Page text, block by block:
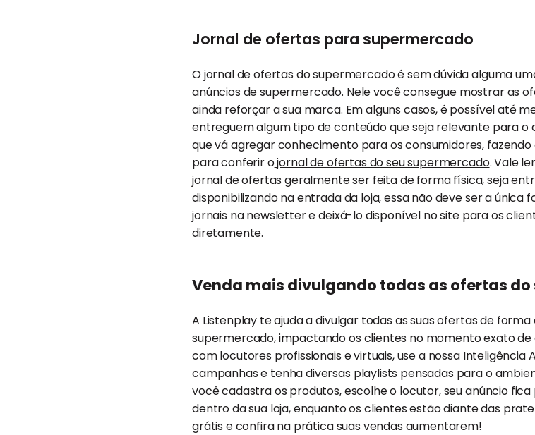
Jornal de ofertas para supermercado
O jornal de ofertas do supermercado é sem dúvida alguma
anúncios de supermercado. Nele você consegue mostrar as
ainda reforçar a sua marca. Em alguns casos, é possível até
entreguem algum tipo de conteúdo que seja relevante para o
que vá agregar conhecimento para os consumidores,
para conferir ojornal de ofertas do seu supermercado. Vale
jornal de ofertas geralmente ser feita de forma física, seja
disponibilizando na entrada da loja, essa não deve ser a única
jornais na newsletter e deixá-lo disponível no site para os
diretamente.
Venda mais divulgando todas as ofertas
A Listenplay te ajuda a divulgar todas as suas ofertas de
supermercado, impactando os clientes no momento exato
com locutores profissionais e virtuais, use a nossa
campanhas e tenha diversas playlists pensadas para o
você cadastra os produtos, escolhe o locutor, seu anúncio
dentro da sua loja, enquanto os clientes estão diante das
grátis e confira na prática suas vendas aumentarem!